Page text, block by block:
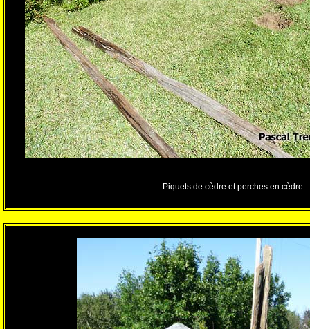
Piquets de cèdre et perches en cèdre